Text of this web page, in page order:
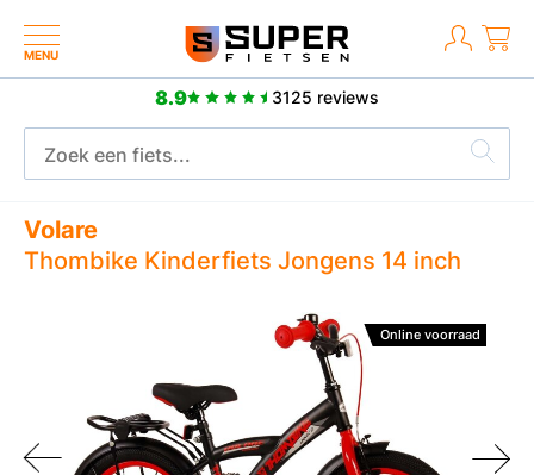
MENU
8.9 3125 reviews
2 jaar fabrieksgarantie
Volare
Thombike Kinderfiets Jongens 14 inch
Online voorraad